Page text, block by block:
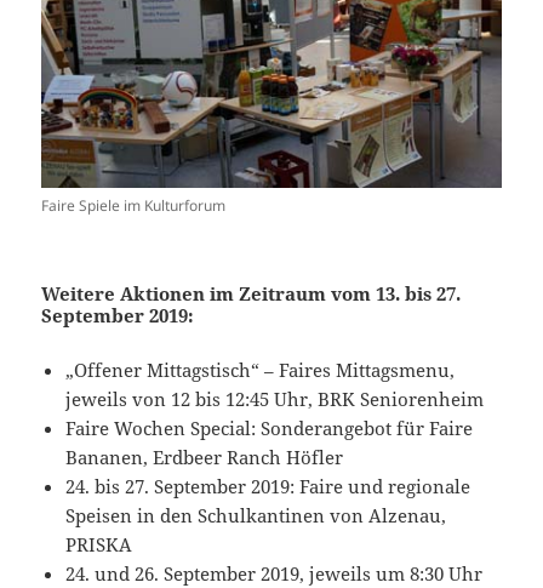
Faire Spiele im Kulturforum
Weitere Aktionen im Zeitraum vom 13. bis 27.
September 2019:
„Offener Mittagstisch“ – Faires Mittagsmenu,
jeweils von 12 bis 12:45 Uhr, BRK Seniorenheim
Faire Wochen Special: Sonderangebot für Faire
Bananen, Erdbeer Ranch Höfler
24. bis 27. September 2019: Faire und regionale
Speisen in den Schulkantinen von Alzenau,
PRISKA
24. und 26. September 2019, jeweils um 8:30 Uhr